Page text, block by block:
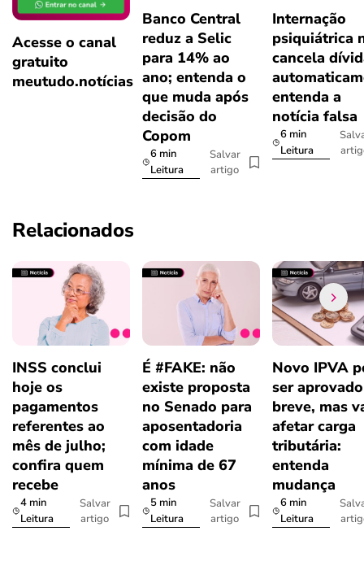
Acesse o canal
gratuito
meutudo.notícias
Banco Central
reduz a Selic
para 14% ao
ano; entenda o
que muda após
decisão do
Copom
6 min
Leitura
Salvar
artigo
Internação
psiquiátrica
cancela
entenda a
notícia falsa
6 min
Leitura
Relacionados
INSS conclui
hoje os
pagamentos
referentes ao
mês de julho;
confira quem
recebe
4 min
Leitura
Salvar
artigo
É #FAKE: não
existe proposta
no Senado para
aposentadoria
com idade
mínima de 67
anos
5 min
Leitura
Salvar
artigo
Novo IPVA
ser
breve, mas
afetar carga
tributária:
entenda
mudança
6 min
Leitura